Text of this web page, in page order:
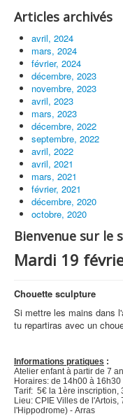
Articles archivés
avril, 2024
mars, 2024
février, 2024
décembre, 2023
novembre, 2023
avril, 2023
mars, 2023
décembre, 2022
septembre, 2022
avril, 2022
avril, 2021
mars, 2021
février, 2021
décembre, 2020
octobre, 2020
Bienvenue sur le
Mardi 19
Chouette sculpture
Si mettre les mains dans
tu repartiras avec un
Informations pratiques :
Atelier enfant à partir de 7
Horaires: de 14h00 à 16h30
Tarif: 5€ la 1ère inscription,
Lieu: CPIE Villes de l'Artois,
l'Hippodrome) - Arras